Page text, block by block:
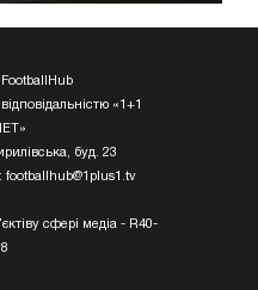
«1+1
буд. 23
footballhub@1plus1.tv
сфері медіа - R40-